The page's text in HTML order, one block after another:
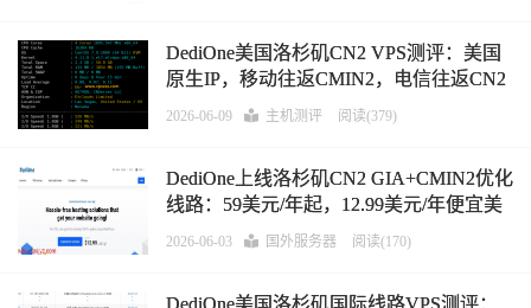
DediOne美国洛杉矶CN2 VPS测评：美国
原生IP，移动往返CMIN2，电信往返CN2
GIA（部分163），看视频10万+速度，适
2026-06-09 主机测评 阅读(379)
DediOne上线洛杉矶CN2 GIA+CMIN2优化
线路：59美元/年起，12.99美元/年便宜美
国VPS有货，支持支付宝/Paypal
2026-06-03 国外服务器 阅读(170)
DediOne美国洛杉矶国际线路VPS测评：